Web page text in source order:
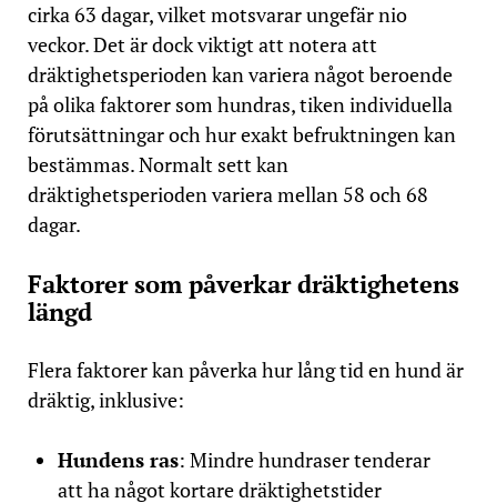
cirka 63 dagar, vilket motsvarar ungefär nio
veckor. Det är dock viktigt att notera att
dräktighetsperioden kan variera något beroende
på olika faktorer som hundras, tiken individuella
förutsättningar och hur exakt befruktningen kan
bestämmas. Normalt sett kan
dräktighetsperioden variera mellan 58 och 68
dagar.
Faktorer som påverkar dräktighetens
längd
Flera faktorer kan påverka hur lång tid en hund är
dräktig, inklusive:
Hundens ras: Mindre hundraser tenderar
att ha något kortare dräktighetstider